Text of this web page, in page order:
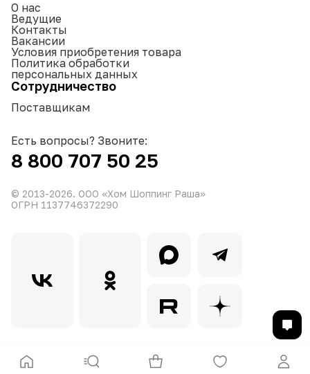
О нас
Ведущие
Контакты
Вакансии
Условия приобретения товара
Политика обработки
персональных данных
Сотрудничество
Поставщикам
Есть вопросы? Звоните:
8 800 707 50 25
© 2013-2026. ООО «Хом Шоппинг Раша»
ОГРН 1137746372290